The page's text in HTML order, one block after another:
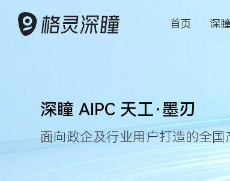
首页 深
坚
能
格
数
深入行业场景，将核心技
应用深度融合，构建领先
解决方案，为企业的数字
以
慧
关
察
赋
动
致
深瞳 AIPC 天工·墨刃
面向政企及行业用户打造的全